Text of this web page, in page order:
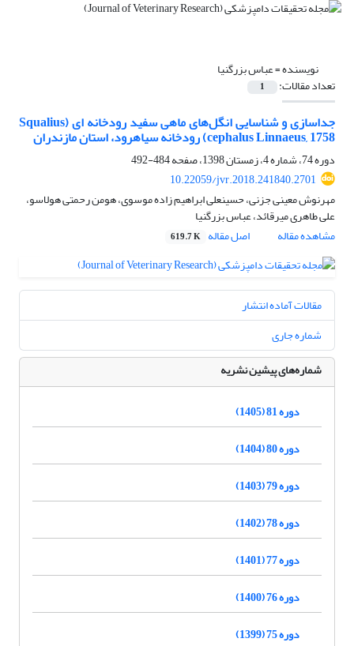
نویسنده =عباس بزرگنیا
تعداد مقالات: 1
جداسازی و شناسایی انگل‌های ماهی سفید رودخانه ای (Squalius
cephalus Linnaeus, 1758) رودخانه سیاهرود، استان مازندران
دوره 74، شماره 4، زمستان 1398، صفحه
484-492
10.22059/jvr.2018.241840.2701
مهرنوش معینی جزنی، حسینعلی ابراهیم زاده موسوی، هومن رحمتی هولاسو،
علی طاهری میرقائد، عباس بزرگنیا
مشاهده مقاله
اصل مقاله 619.7 K
مقالات آماده انتشار
شماره جاری
شماره‌های پیشین نشریه
دوره 81 (1405)
دوره 80 (1404)
دوره 79 (1403)
دوره 78 (1402)
دوره 77 (1401)
دوره 76 (1400)
دوره 75 (1399)